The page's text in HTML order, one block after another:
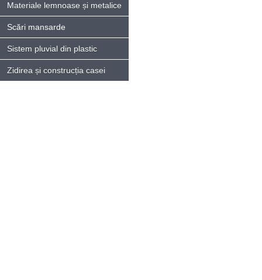
Materiale lemnoase și metalice
Scări mansarde
Sistem pluvial din plastic
Zidirea și construcția casei